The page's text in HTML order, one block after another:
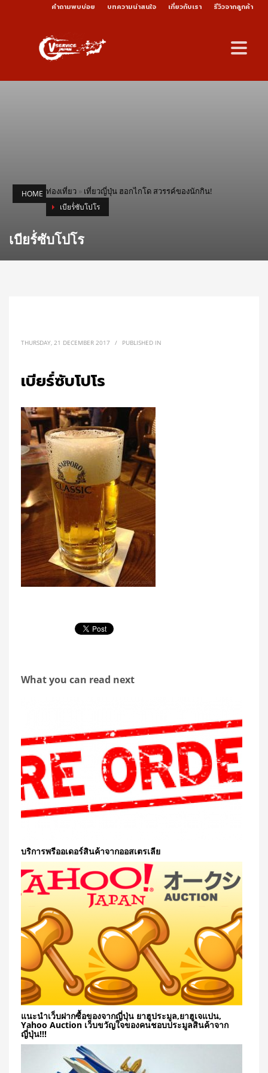
คำถามพบบ่อย บทความน่าสนใจ เกี่ยวกับเรา รีวิวจากลูกค้า
HOME ท่องเที่ยว » เที่ยวญี่ปุ่น ฮอกไกโด สวรรค์ของนักกิน!
เบียร์่ซับโปโร
เบียร์่ซับโปโร
THURSDAY, 21 DECEMBER 2017 / PUBLISHED IN
เบียร์่ซับโปโร
What you can read next
บริการพรีออเดอร์สินค้าจากออสเตรเลีย
แนะนำเว็บฝากซื้อของจากญี่ปุ่น ยาฮูประมูล,ยาฮูเจแปน,
Yahoo Auction เว็บขวัญใจของคนชอบประมูลสินค้าจาก
ญี่ปุ่น!!!